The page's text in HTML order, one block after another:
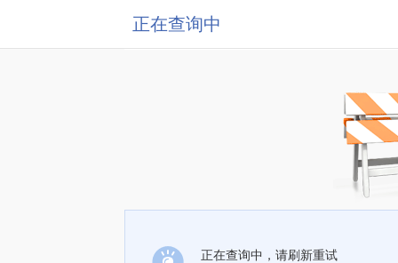
正在查询中
正在查询中，请刷新重试